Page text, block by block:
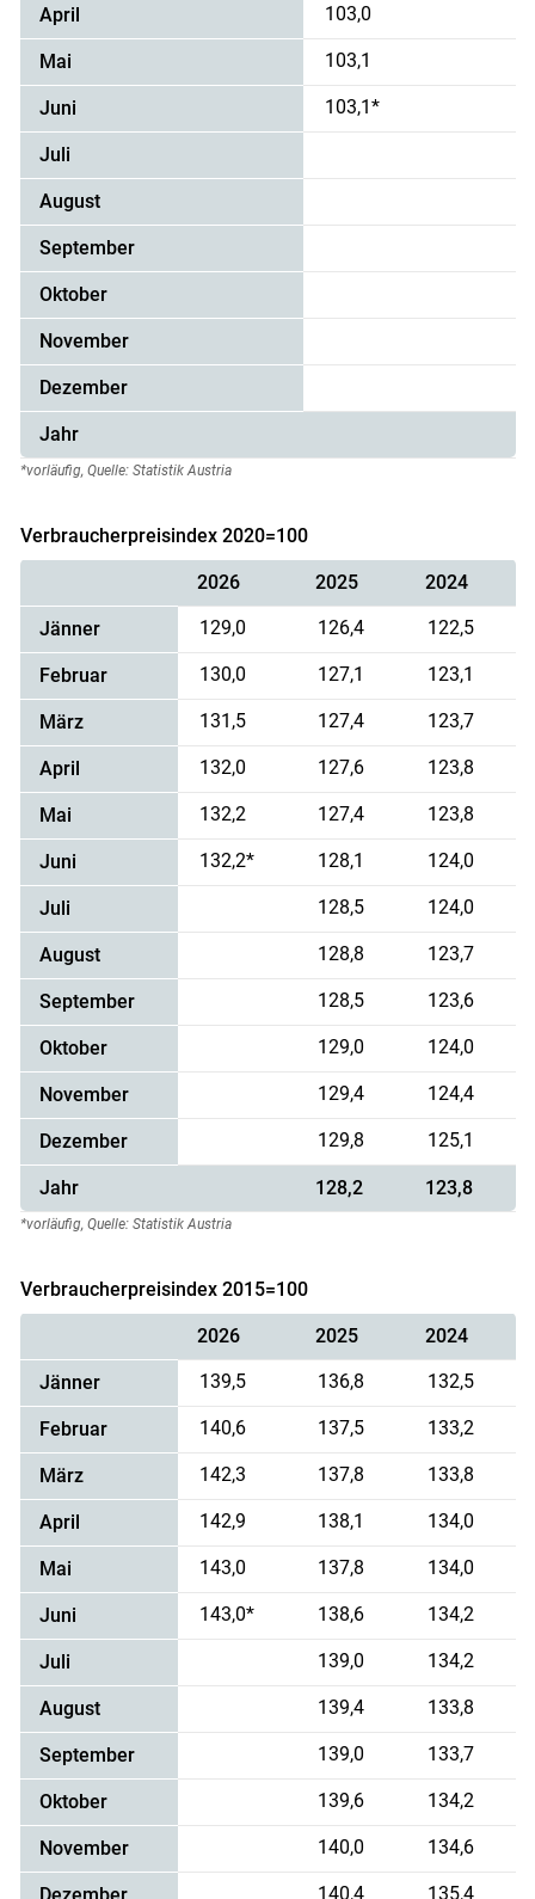
Skip to main content
April 103,0
Mai 103,1
Juni 103,1*
Juli
August
September
Oktober
November
Dezember
Jahr
*vorläufig, Quelle: Statistik Austria
Verbraucherpreisindex 2020=100
2026 2025 2024
Jänner 129,0 126,4 122,5
Februar 130,0 127,1 123,1
März 131,5 127,4 123,7
April 132,0 127,6 123,8
Mai 132,2 127,4 123,8
Juni 132,2* 128,1 124,0
Juli 128,5 124,0
August 128,8 123,7
September 128,5 123,6
Oktober 129,0 124,0
November 129,4 124,4
Dezember 129,8 125,1
Jahr 128,2 123,8
*vorläufig, Quelle: Statistik Austria
Verbraucherpreisindex 2015=100
2026 2025 2024
Jänner 139,5 136,8 132,5
Februar 140,6 137,5 133,2
März 142,3 137,8 133,8
April 142,9 138,1 134,0
Mai 143,0 137,8 134,0
Juni 143,0* 138,6 134,2
Juli 139,0 134,2
August 139,4 133,8
September 139,0 133,7
Oktober 139,6 134,2
November 140,0 134,6
140,4 135,4